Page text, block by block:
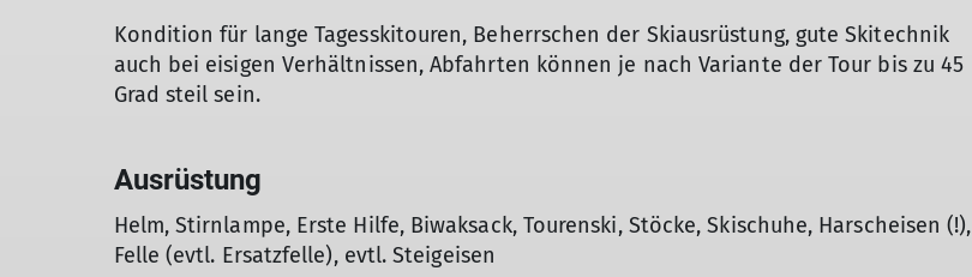
Kondition für lange Tagesskitouren, Beherrschen der Skiausrüstung, gute Skitechnik
auch bei eisigen Verhältnissen, Abfahrten können je nach Variante der Tour bis zu 45
Grad steil sein.
Ausrüstung
Helm, Stirnlampe, Erste Hilfe, Biwaksack, Tourenski, Stöcke, Skischuhe, Harscheisen (!),
Felle (evtl. Ersatzfelle), evtl. Steigeisen